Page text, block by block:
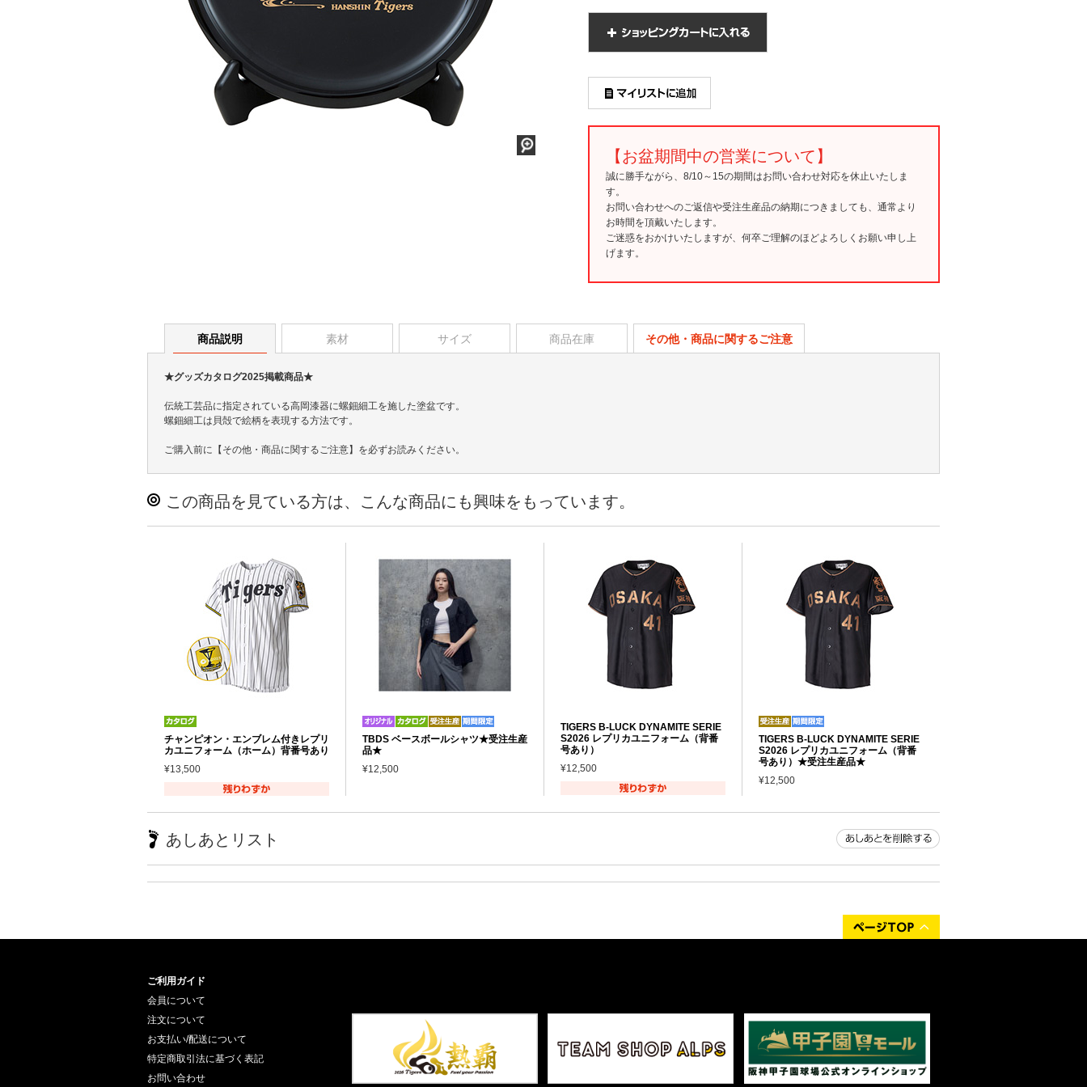
【お盆期間中の営業について】
誠に勝手ながら、8/10～15の期間はお問い合わせ対応を休止いたしま
す。
お問い合わせへのご返信や受注生産品の納期につきましても、通常より
お時間を頂戴いたします。
ご迷惑をおかけいたしますが、何卒ご理解のほどよろしくお願い申し上
げます。
商品説明 素材 サイズ 商品在庫 その他・商品に関するご注意
★グッズカタログ2025掲載商品★
伝統工芸品に指定されている高岡漆器に螺鈿細工を施した塗盆です。
螺鈿細工は貝殻で絵柄を表現する方法です。
ご購入前に【その他・商品に関するご注意】を必ずお読みください。
この商品を見ている方は、こんな商品にも興味をもっています。
チャンピオン・エンブレム付きレプリ
カユニフォーム（ホーム）背番号あり
¥13,500
TBDS ベースボールシャツ★受注生産
品★
¥12,500
TIGERS B-LUCK DYNAMITE SERIE
S2026 レプリカユニフォーム（背番
号あり）
¥12,500
TIGERS B-LUCK DYNAMITE SERIE
S2026 レプリカユニフォーム（背番
号あり）★受注生産品★
¥12,500
あしあとリスト
ご利用ガイド
会員について
注文について
お支払い/配送について
特定商取引法に基づく表記
お問い合わせ